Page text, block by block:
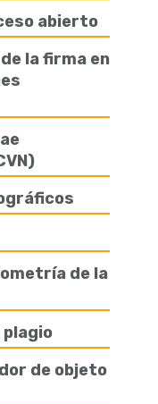
abierto
la firma en
de la
de objeto